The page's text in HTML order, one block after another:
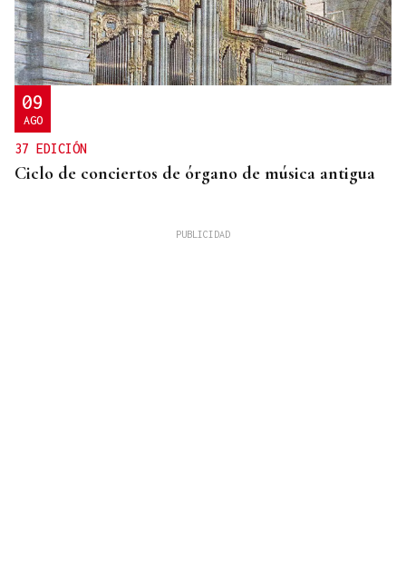
09
AGO
37 EDICIÓN
Ciclo de conciertos de órgano de música antigua